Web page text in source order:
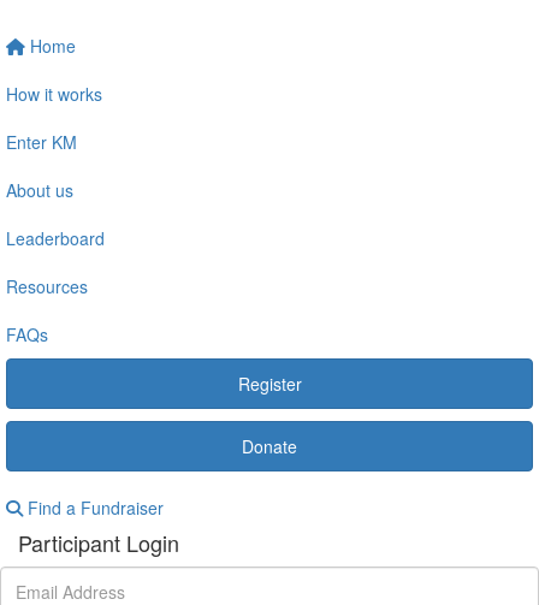
Home
How it works
Enter KM
About us
Leaderboard
Resources
FAQs
Register
Donate
Find a Fundraiser
Participant Login